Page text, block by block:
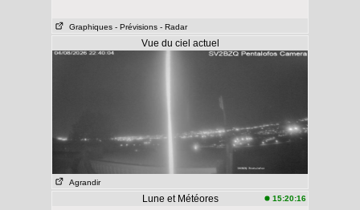
Graphiques - Prévisions - Radar
Vue du ciel actuel
Agrandir
Lune et Météores 15:20:16